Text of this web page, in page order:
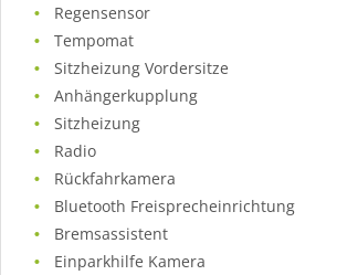
Regensensor
Tempomat
Sitzheizung Vordersitze
Anhängerkupplung
Sitzheizung
Radio
Rückfahrkamera
Bluetooth Freisprecheinrichtung
Bremsassistent
Einparkhilfe Kamera